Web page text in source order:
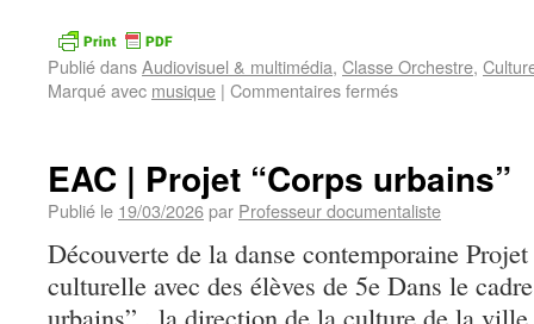
Publié dansAudiovisuel & multimédia, Classe Orchestre,
Marqué avec musique | Commentaires fermés
EAC | Projet “Corps urbains”
Publié le 19/03/2026par Professeur documentaliste
Découverte de la danse contemporaine
culturelle avec des élèves de 5e Dans le
urbains” , la direction de la culture de la